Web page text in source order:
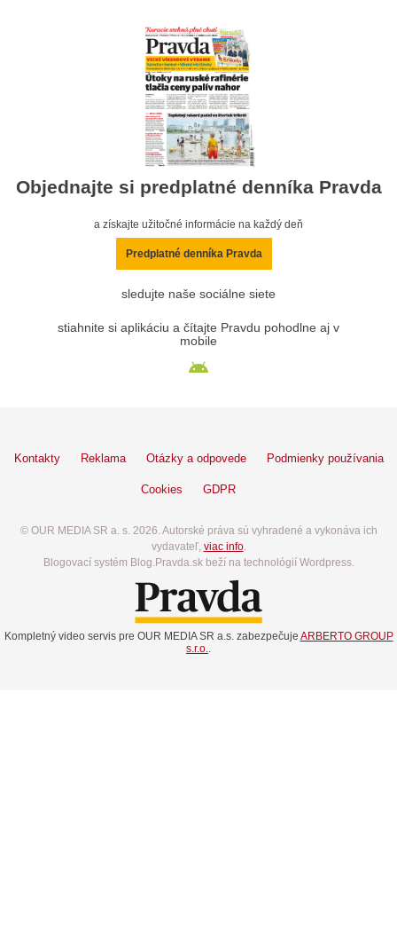
Objednajte si predplatné denníka Pravda
a získajte užitočné informácie na každý deň
Predplatné denníka Pravda
sledujte naše sociálne siete
stiahnite si aplikáciu a čítajte Pravdu pohodlne aj v
mobile
Kontakty Reklama Otázky a odpovede Podmienky používania
Cookies GDPR
© OUR MEDIA SR a. s. 2026. Autorské práva sú vyhradené a vykonáva ich
vydavateľ, viac info.
Blogovací systém Blog.Pravda.sk beží na technológií Wordpress.
Kompletný video servis pre OUR MEDIA SR a.s. zabezpečuje ARBERTO GROUP
s.r.o..